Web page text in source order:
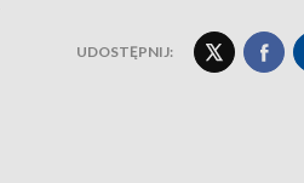
UDOSTĘPNIJ: